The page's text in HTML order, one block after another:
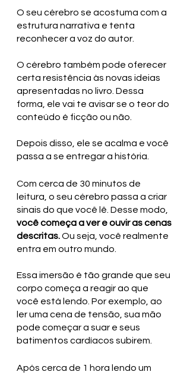
O seu cérebro se acostuma com a
estrutura narrativa e tenta
reconhecer a voz do autor.
O cérebro também pode oferecer
certa resistência às novas ideias
apresentadas no livro. Dessa
forma, ele vai te avisar se o teor do
conteúdo é ficção ou não.
Depois disso, ele se acalma e você
passa a se entregar a história.
Com cerca de 30 minutos de
leitura, o seu cérebro passa a criar
sinais do que você lê. Desse modo,
você começa a ver e ouvir as cenas
descritas. Ou seja, você realmente
entra em outro mundo.
Essa imersão é tão grande que seu
corpo começa a reagir ao que
você está lendo. Por exemplo, ao
ler uma cena de tensão, sua mão
pode começar a suar e seus
batimentos cardíacos subirem.
Após cerca de 1 hora lendo um